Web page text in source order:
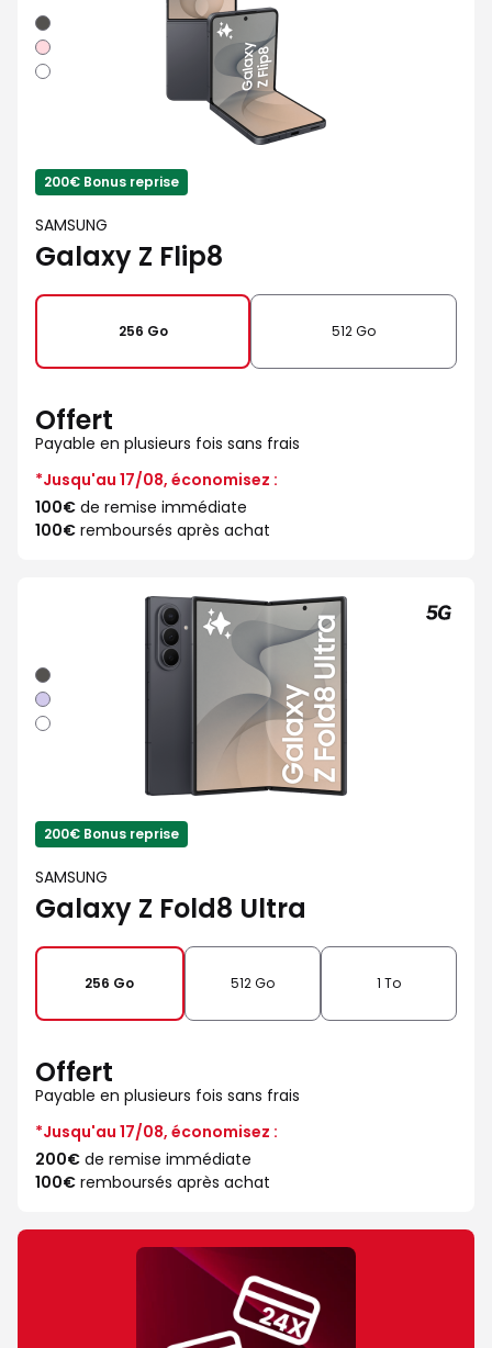
Graphite
Rose
Blanc
200€ Bonus reprise
SAMSUNG
Galaxy Z Flip8
256 Go 512 Go
Offert
Payable en plusieurs fois sans frais
*Jusqu'au 17/08, économisez :
100€ de remise immédiate
100€ remboursés après achat
Graphite
Violet
Blanc
200€ Bonus reprise
SAMSUNG
Galaxy Z Fold8 Ultra
256 Go 512 Go 1 To
Offert
Payable en plusieurs fois sans frais
*Jusqu'au 17/08, économisez :
200€ de remise immédiate
100€ remboursés après achat